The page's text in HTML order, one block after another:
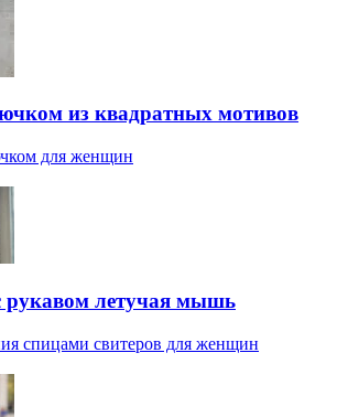
из квадратных мотивов
для женщин
рукавом летучая мышь
спицами свитеров для женщин